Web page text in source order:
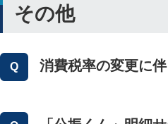
その他
消費税率の変更に